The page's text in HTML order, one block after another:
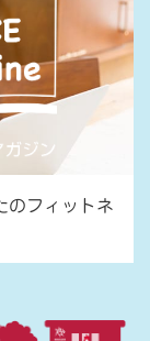
のフィットネ